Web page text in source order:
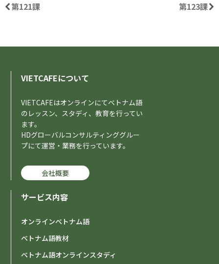
第121課 第123課
VIETCAFEについて
VIETCAFEはオンラインにてベトナム語
のレッスン、スタディ、教育を行ってい
ます。
HDグローバルコンサルティンググルー
プにて運営・業務を行っています。
会社概要
サービス内容
オンラインベトナム語
ベトナム語教材
ベトナム語オンラインスタディ